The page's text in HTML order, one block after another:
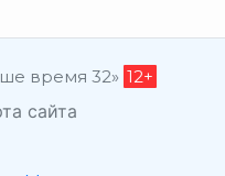
время 32» 12+
сайта